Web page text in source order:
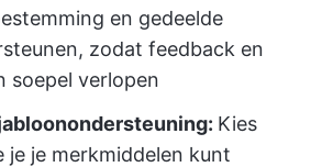
en gedeelde
zodat feedback en
soepel verlopen
Kies
je je merkmiddelen kunt